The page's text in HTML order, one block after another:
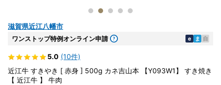
滋賀県近江八幡市
ワンストップ特例オンライン申請 e ま 自
5.0 (10件)
近江牛 すきやき [ 赤身 ] 500g カネ吉山本 【Y093W1】 すき焼き
【 近江牛 】 牛肉